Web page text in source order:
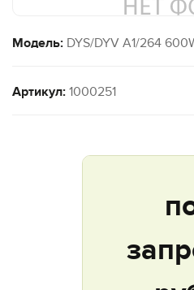
Модель: DYS/DYV A1/264
Артикул: 1000251